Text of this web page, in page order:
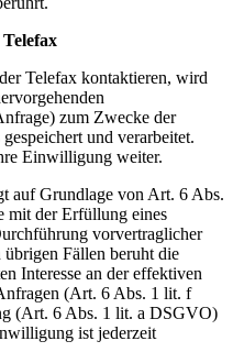
Telefax kontaktieren, wird
zum Zwecke der
und verarbeitet.
Einwilligung weiter.
auf Grundlage von Art. 6 Abs.
mit der Erfüllung eines
vorvertraglicher
Fällen beruht die
Interesse an der effektiven
(Art. 6 Abs. 1 lit. f
(Art. 6 Abs. 1 lit. a DSGVO)
ist jederzeit